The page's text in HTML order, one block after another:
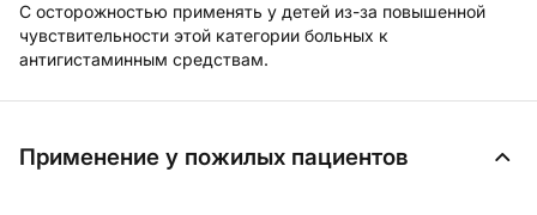
С осторожностью применять у детей из-за повышенной
чувствительности этой категории больных к
антигистаминным средствам.
Применение у пожилых пациентов